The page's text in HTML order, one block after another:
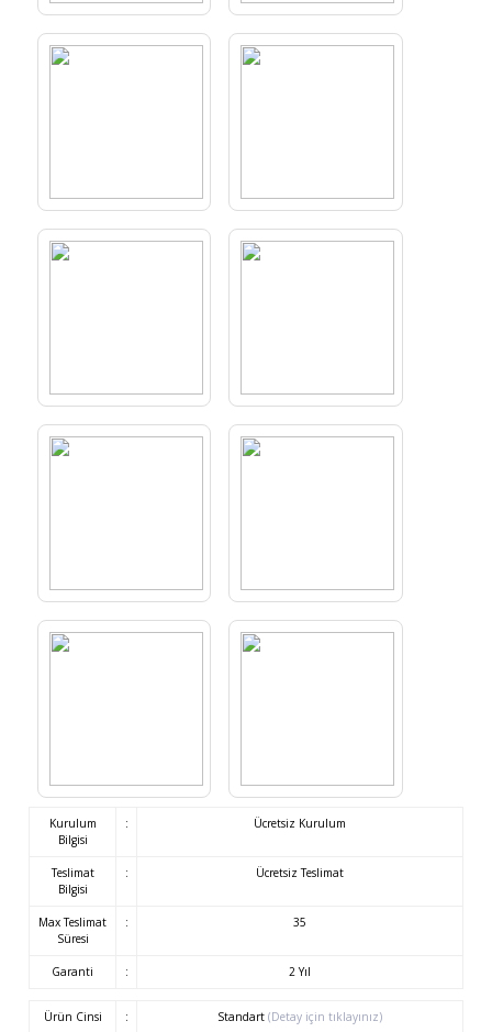
Kurulum
Bilgisi
: Ücretsiz Kurulum
Teslimat
Bilgisi
: Ücretsiz Teslimat
Max Teslimat
Süresi
: 35
Garanti : 2 Yıl
Ürün Cinsi : Standart (Detay için tıklayınız)